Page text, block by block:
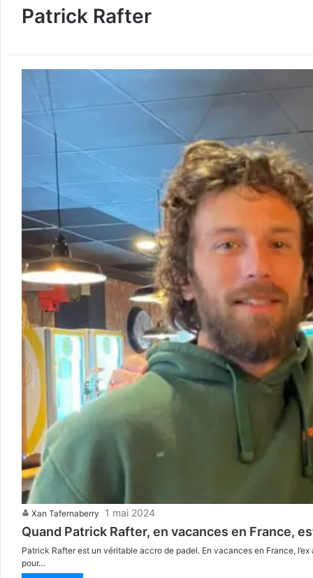
Patrick Rafter
Xan Tafernaberry 1 mai 2024
Quand Patrick Rafter, en vacances en France,
Patrick Rafter est un véritable accro de padel. En vacances en France,
pour…